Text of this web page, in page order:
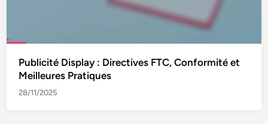
Publicité Display : Directives FTC, Conformité et
Meilleures Pratiques
28/11/2025